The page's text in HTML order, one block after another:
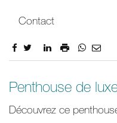
Contact
Description
Penthouse de
Découvrez ce